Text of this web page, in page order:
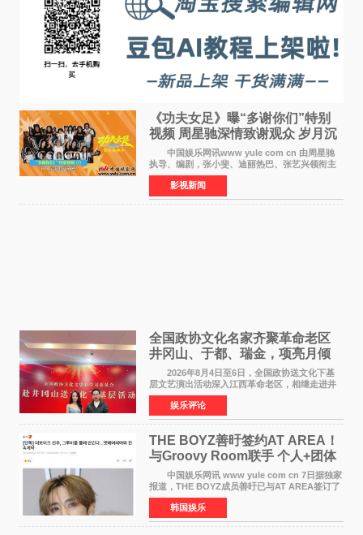
《功夫女足》曝“多谢你们”特别
视频 周星驰深情致谢观众 岁月沉
淀不灭初心
中国娱乐网讯www yule com cn 由周星驰
执导、编剧，张小斐、迪丽热巴、张艺兴领衔主
演，刘嘉玲、佐藤健特别出演，艾米、雪野、蔡
思贝、胡予安、倪好特别介绍的喜剧电影《功夫
女足》释出多谢你
影视新闻
全国政协文化名家齐聚革命老区
井冈山、于都、瑞金，项亮月倾
情献唱《桃花谣》致敬红色沃土
2026年8月4日至6日，全国政协送文化下基
层文艺演出活动深入江西革命老区，相继走进井
冈山、于都长征出发地、瑞金三地。由全国政协
文化文史和学习委员会副主任、甘肃省政协原主
席欧阳坚率团，一
娱乐评论
THE BOYZ善旴签约AT AREA！
与Groovy Room联手 个人+团体
活动并行
中国娱乐网讯 www yule com cn 7日据独家
报道，THE BOYZ成员善旴已与AT AREA签订了
专属合约。AT AREA是由知名制作人组合
Groovy Room创立的hip-hop厂牌，旗下拥有多
位实力派音乐人，在韩
韩国娱乐